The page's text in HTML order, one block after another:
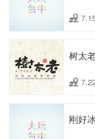
树太
刚好